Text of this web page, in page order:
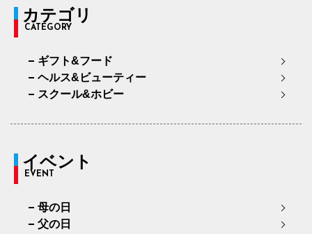
カテゴリ
CATEGORY
ギフト&フード
ヘルス&ビューティー
スクール&ホビー
イベント
EVENT
母の日
父の日